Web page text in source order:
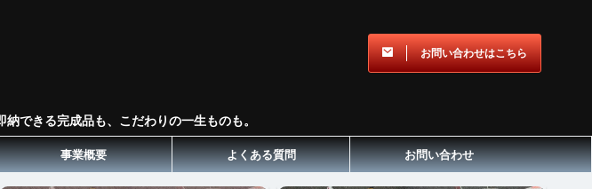
お問い合わせはこちら
できる完成品も、こだわりの一生ものも。
事業概要 よくある質問 お問い合わせ